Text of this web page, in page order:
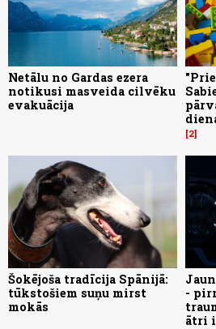
Netālu no Gardas ezera
notikusi masveida cilvēku
evakuācija
2
Šokējoša tradīcija Spānijā:
tūkstošiem suņu mirst
mokās
-
ātri